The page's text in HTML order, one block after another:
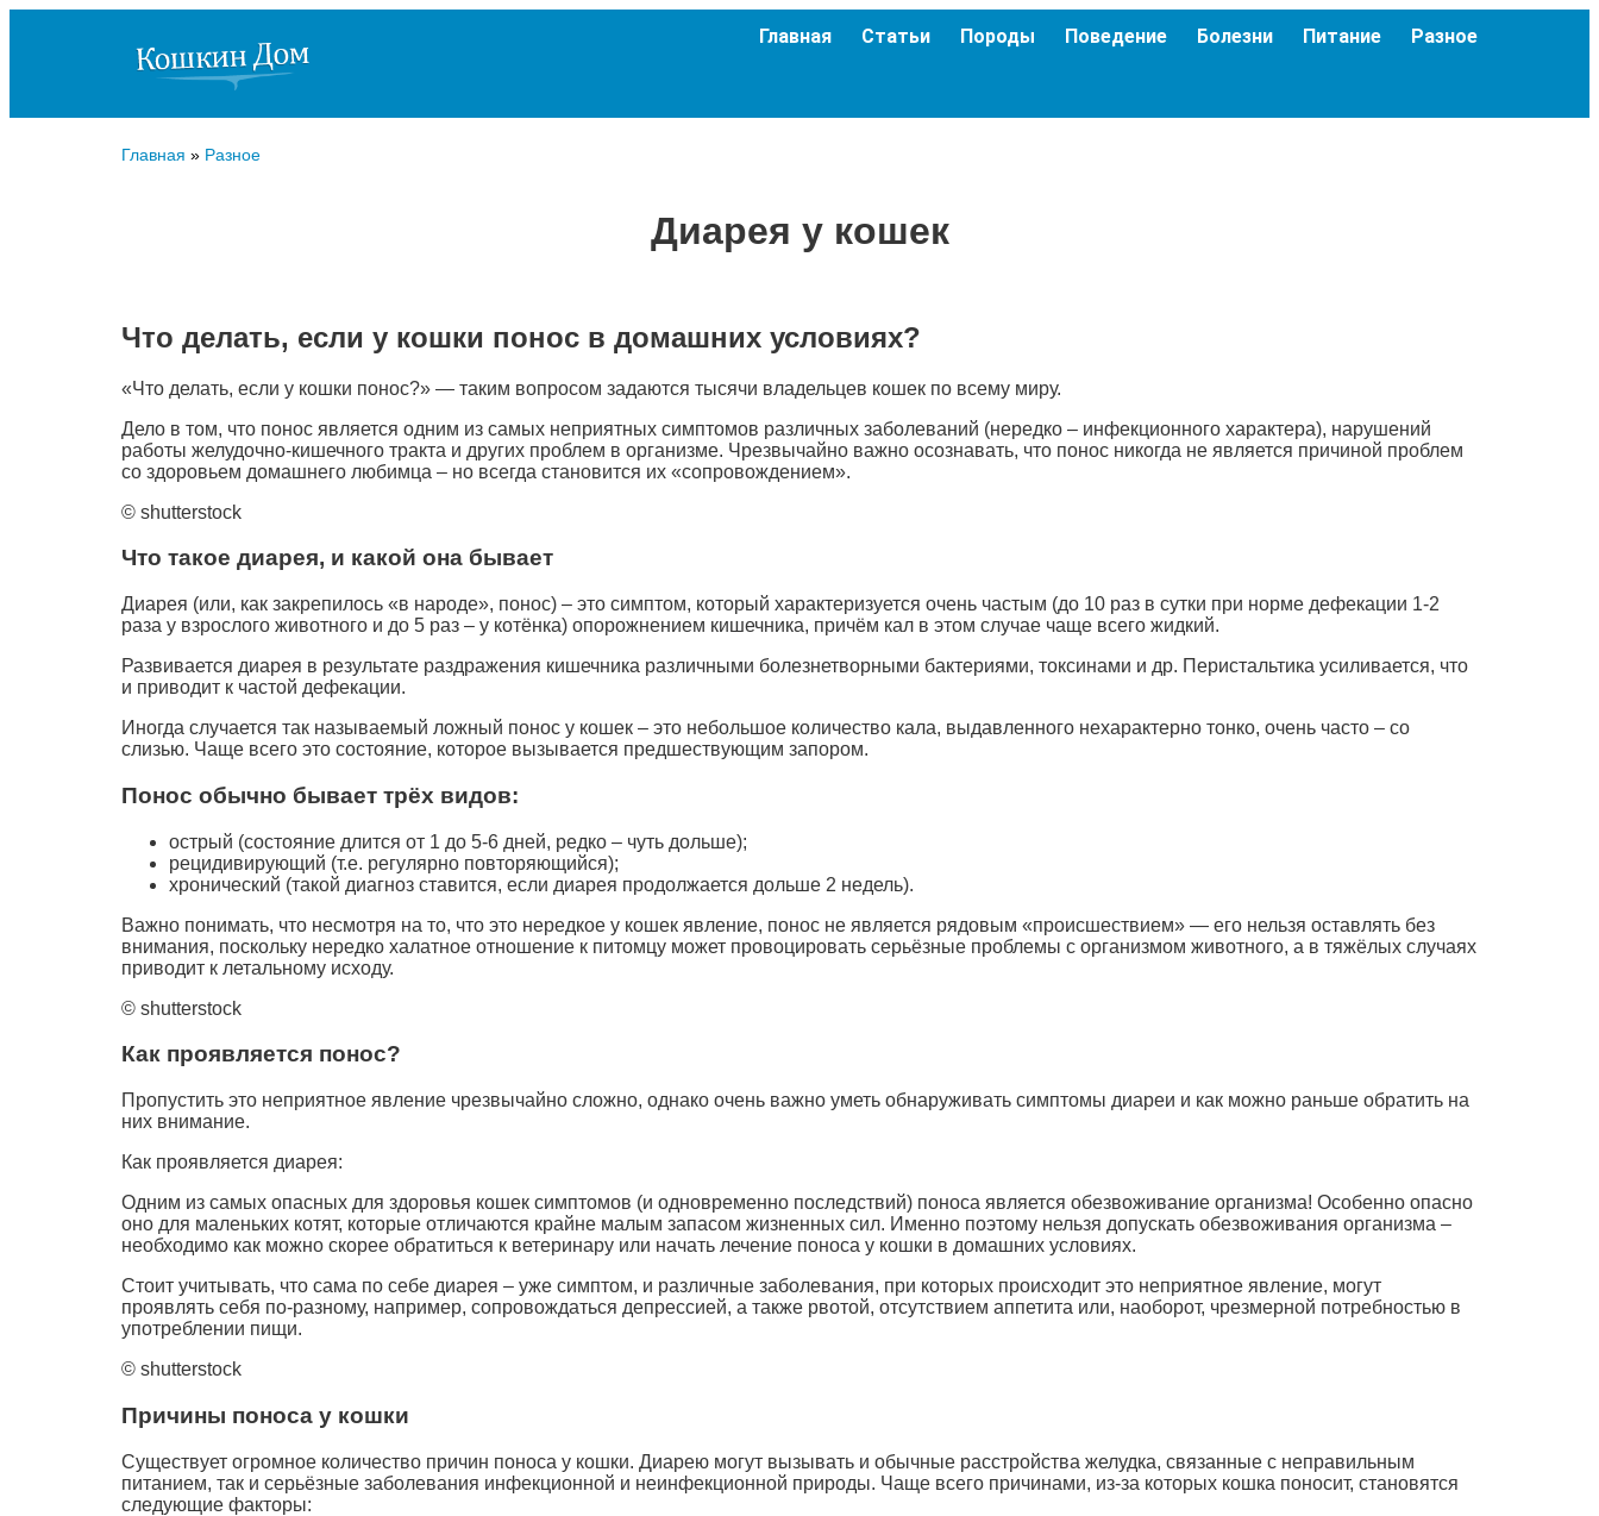
Главная Статьи Породы Поведение Болезни Питание Разное
Главная » Разное
Диарея у кошек
Что делать, если у кошки понос в домашних условиях?
«Что делать, если у кошки понос?» — таким вопросом задаются тысячи владельцев кошек по всему миру.
Дело в том, что понос является одним из самых неприятных симптомов различных заболеваний (нередко – инфекционного характера), нарушений
работы желудочно-кишечного тракта и других проблем в организме. Чрезвычайно важно осознавать, что понос никогда не является причиной проблем
со здоровьем домашнего любимца – но всегда становится их «сопровождением».
© shutterstock
Что такое диарея, и какой она бывает
Диарея (или, как закрепилось «в народе», понос) – это симптом, который характеризуется очень частым (до 10 раз в сутки при норме дефекации 1-2
раза у взрослого животного и до 5 раз – у котёнка) опорожнением кишечника, причём кал в этом случае чаще всего жидкий.
Развивается диарея в результате раздражения кишечника различными болезнетворными бактериями, токсинами и др. Перистальтика усиливается, что
и приводит к частой дефекации.
Иногда случается так называемый ложный понос у кошек – это небольшое количество кала, выдавленного нехарактерно тонко, очень часто – со
слизью. Чаще всего это состояние, которое вызывается предшествующим запором.
Понос обычно бывает трёх видов:
острый (состояние длится от 1 до 5-6 дней, редко – чуть дольше);
рецидивирующий (т.е. регулярно повторяющийся);
хронический (такой диагноз ставится, если диарея продолжается дольше 2 недель).
Важно понимать, что несмотря на то, что это нередкое у кошек явление, понос не является рядовым «происшествием» — его нельзя оставлять без
внимания, поскольку нередко халатное отношение к питомцу может провоцировать серьёзные проблемы с организмом животного, а в тяжёлых случаях
приводит к летальному исходу.
© shutterstock
Как проявляется понос?
Пропустить это неприятное явление чрезвычайно сложно, однако очень важно уметь обнаруживать симптомы диареи и как можно раньше обратить на
них внимание.
Как проявляется диарея:
Одним из самых опасных для здоровья кошек симптомов (и одновременно последствий) поноса является обезвоживание организма! Особенно опасно
оно для маленьких котят, которые отличаются крайне малым запасом жизненных сил. Именно поэтому нельзя допускать обезвоживания организма –
необходимо как можно скорее обратиться к ветеринару или начать лечение поноса у кошки в домашних условиях.
Стоит учитывать, что сама по себе диарея – уже симптом, и различные заболевания, при которых происходит это неприятное явление, могут
проявлять себя по-разному, например, сопровождаться депрессией, а также рвотой, отсутствием аппетита или, наоборот, чрезмерной потребностью в
употреблении пищи.
© shutterstock
Причины поноса у кошки
Существует огромное количество причин поноса у кошки. Диарею могут вызывать и обычные расстройства желудка, связанные с неправильным
питанием, так и серьёзные заболевания инфекционной и неинфекционной природы. Чаще всего причинами, из-за которых кошка поносит, становятся
следующие факторы: